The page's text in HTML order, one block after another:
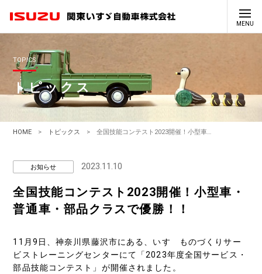
TOPICS
トピックス
HOME トピックス 全国技能コンテスト2023開催！小型車・普通車・部品クラスで優勝！！
お知らせ 2023.11.10
全国技能コンテスト2023開催！小型車・
普通車・部品クラスで優勝！！
11月9日、神奈川県藤沢市にある、いすゞものづくりサー
ビストレーニングセンターにて「2023年度全国サービス・
部品技能コンテスト」が開催されました。